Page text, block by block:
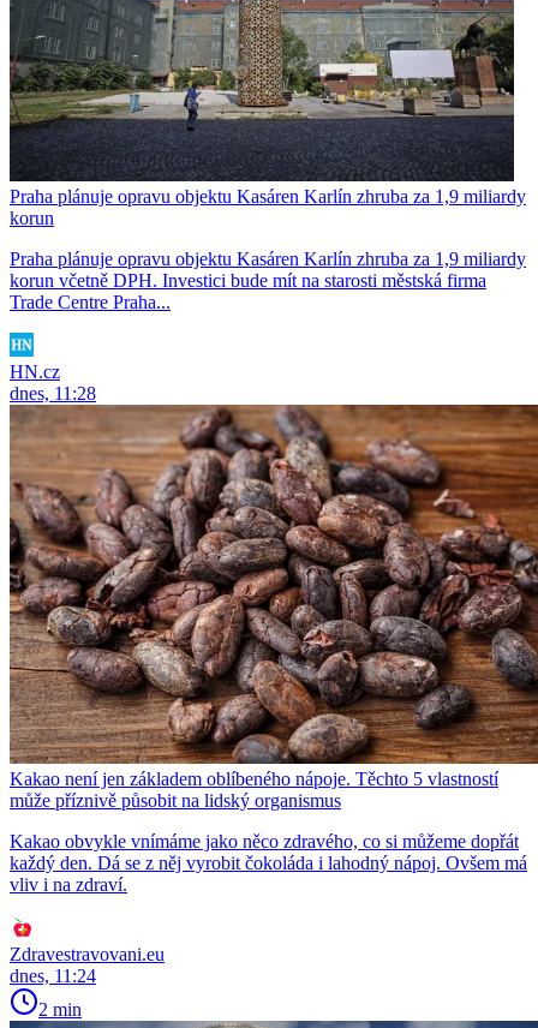
Praha plánuje opravu objektu Kasáren Karlín zhruba za 1,9 miliardy
korun
Praha plánuje opravu objektu Kasáren Karlín zhruba za 1,9 miliardy
korun včetně DPH. Investici bude mít na starosti městská firma
Trade Centre Praha...
HN.cz
dnes, 11:28
Kakao není jen základem oblíbeného nápoje. Těchto 5 vlastností
může příznivě působit na lidský organismus
Kakao obvykle vnímáme jako něco zdravého, co si můžeme dopřát
každý den. Dá se z něj vyrobit čokoláda i lahodný nápoj. Ovšem má
vliv i na zdraví.
Zdravestravovani.eu
dnes, 11:24
2 min